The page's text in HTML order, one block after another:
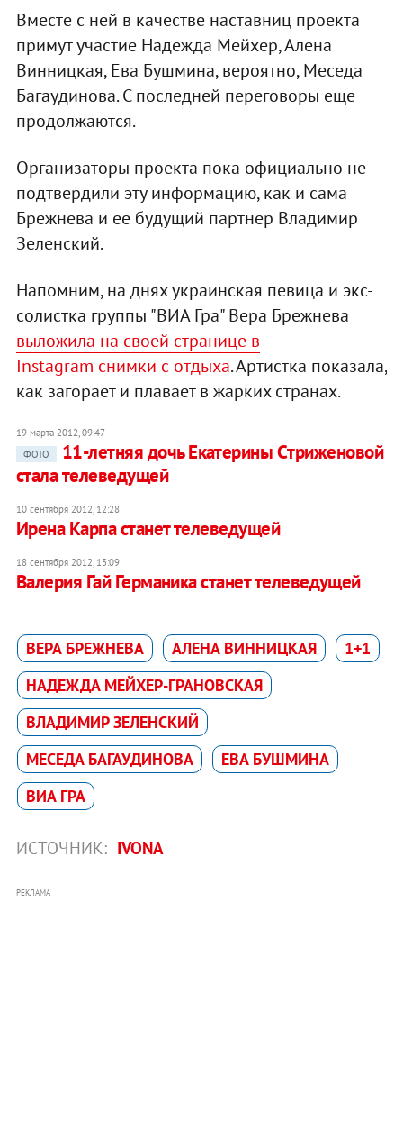
Вместе с ней в качестве наставниц проекта
примут участие Надежда Мейхер, Алена
Винницкая, Ева Бушмина, вероятно, Меседа
Багаудинова. С последней переговоры еще
продолжаются.
Организаторы проекта пока официально не
подтвердили эту информацию, как и сама
Брежнева и ее будущий партнер Владимир
Зеленский.
Напомним, на днях украинская певица и экс-
солистка группы "ВИА Гра" Вера Брежнева
выложила на своей странице в
Instagram снимки с отдыха. Артистка показала,
как загорает и плавает в жарких странах.
19 марта 2012, 09:47
ФОТО
11-летняя дочь Екатерины Cтриженовой
стала телеведущей
10 сентября 2012, 12:28
Ирена Карпа станет телеведущей
18 сентября 2012, 13:09
Валерия Гай Германика станет телеведущей
ВЕРА БРЕЖНЕВА АЛЕНА ВИННИЦКАЯ
1+1
НАДЕЖДА МЕЙХЕР-ГРАНОВСКАЯ
ВЛАДИМИР ЗЕЛЕНСКИЙ
МЕСЕДА БАГАУДИНОВА
ЕВА БУШМИНА
ВИА ГРА
ИСТОЧНИК: IVONA
РЕКЛАМА